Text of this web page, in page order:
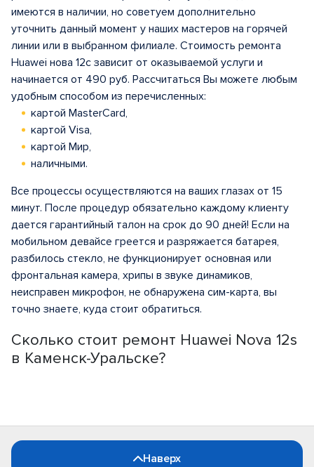
Сколько стоит ремонт Huawei Nova 12s
в Каменск-Уральске?
имеются в наличии, но советуем дополнительно
уточнить данный момент у наших мастеров на горячей
линии или в выбранном филиале. Стоимость ремонта
Huawei нова 12с зависит от оказываемой услуги и
начинается от 490 руб. Рассчитаться Вы можете любым
удобным способом из перечисленных:
картой MasterCard,
картой Visa,
картой Мир,
наличными.
Все процессы осуществляются на ваших глазах от 15
минут. После процедур обязательно каждому клиенту
дается гарантийный талон на срок до 90 дней! Если на
мобильном девайсе греется и разряжается батарея,
разбилось стекло, не функционирует основная или
фронтальная камера, хрипы в звуке динамиков,
неисправен микрофон, не обнаружена сим-карта, вы
точно знаете, куда стоит обратиться.
Наверх